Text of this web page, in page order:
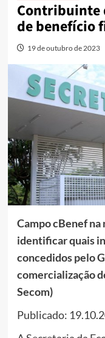
Contribuinte
de benefício
19 de outubro de 2023
Campo cBenef na
identificar quais
concedidos pelo
comercialização
Secom)
Publicado: